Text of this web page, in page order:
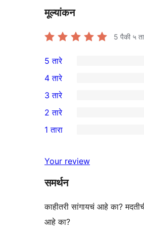
मूल्यांकन
5 पैकी ५
1
5-
तारांकित
पुनरावलोकन
5 तारे
4-
तारांकित
परीक्षणे
4 तारे
0
3-
तारांकित
3 तारे
2-
परीक्षणे
2 तारे
तारांकित
परीक्षणे
1 तारा
Your review
समर्थन
काहीतरी सांगायचं आहे का?
आहे का?